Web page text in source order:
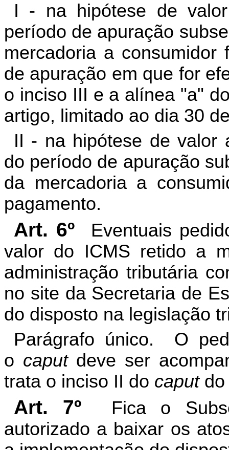
I - na hipótese de
período de apuração
mercadoria a
de apuração em que for
o inciso III e a alínea "a"
artigo, limitado ao dia 30
II - na hipótese de valor
do período de apuração
da mercadoria a
pagamento.
Art. 6º
Eventuais
valor do ICMS retido a
administração tributária
no site da Secretaria de
do disposto na legislação
Parágrafo único. O
o caputdeve ser
trata o inciso II do caputdo
Art. 7º
Fica o
autorizado a baixar os